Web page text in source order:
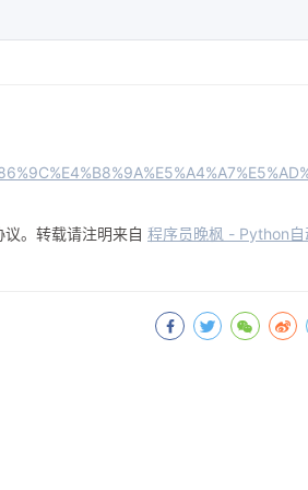
议。转载请注明来自 程序员晚枫 - Python自